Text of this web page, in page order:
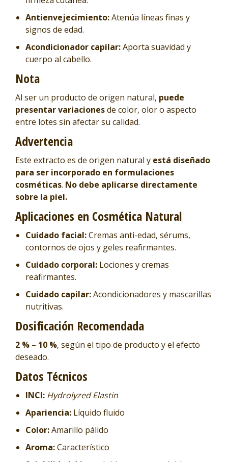
Antienvejecimiento:Atenúa líneas finas y
signos de edad.
Acondicionador capilar:Aporta suavidad y
cuerpo al cabello.
Nota
Al ser un producto de origen natural, puede
presentar variacionesde color, olor o aspecto
entre lotes sin afectar su calidad.
Advertencia
Este extracto es de origen natural y está diseñado
para ser incorporado en formulaciones
cosméticas. No debe aplicarse directamente
sobre la piel.
Aplicaciones en Cosmética Natural
Cuidado facial:Cremas anti-edad, sérums,
contornos de ojos y geles reafirmantes.
Cuidado corporal: Lociones y cremas
reafirmantes.
Cuidado capilar:Acondicionadores y mascarillas
nutritivas.
Dosificación Recomendada
2 % – 10 %, según el tipo de producto y el efecto
deseado.
Datos Técnicos
INCI: Hydrolyzed Elastin
Apariencia: Líquido fluido
Color:Amarillo pálido
Aroma:Característico